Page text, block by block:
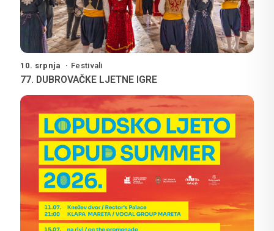
10. srpnja Festivali
77. DUBROVAČKE LJETNE IGRE